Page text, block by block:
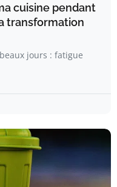
cuisine pendant
transformation
jours : fatigue